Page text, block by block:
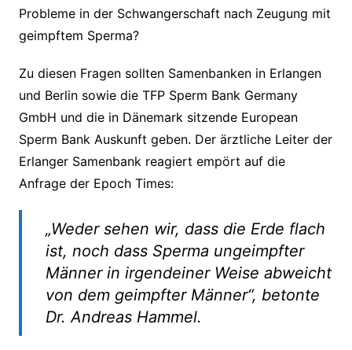
Probleme in der Schwangerschaft nach Zeugung mit
geimpftem Sperma?
Zu diesen Fragen sollten Samenbanken in Erlangen
und Berlin sowie die TFP Sperm Bank Germany
GmbH und die in Dänemark sitzende European
Sperm Bank Auskunft geben. Der ärztliche Leiter der
Erlanger Samenbank reagiert empört auf die
Anfrage der Epoch Times:
„Weder sehen wir, dass die Erde flach
ist, noch dass Sperma ungeimpfter
Männer in irgendeiner Weise abweicht
von dem geimpfter Männer“, betonte
Dr. Andreas Hammel.